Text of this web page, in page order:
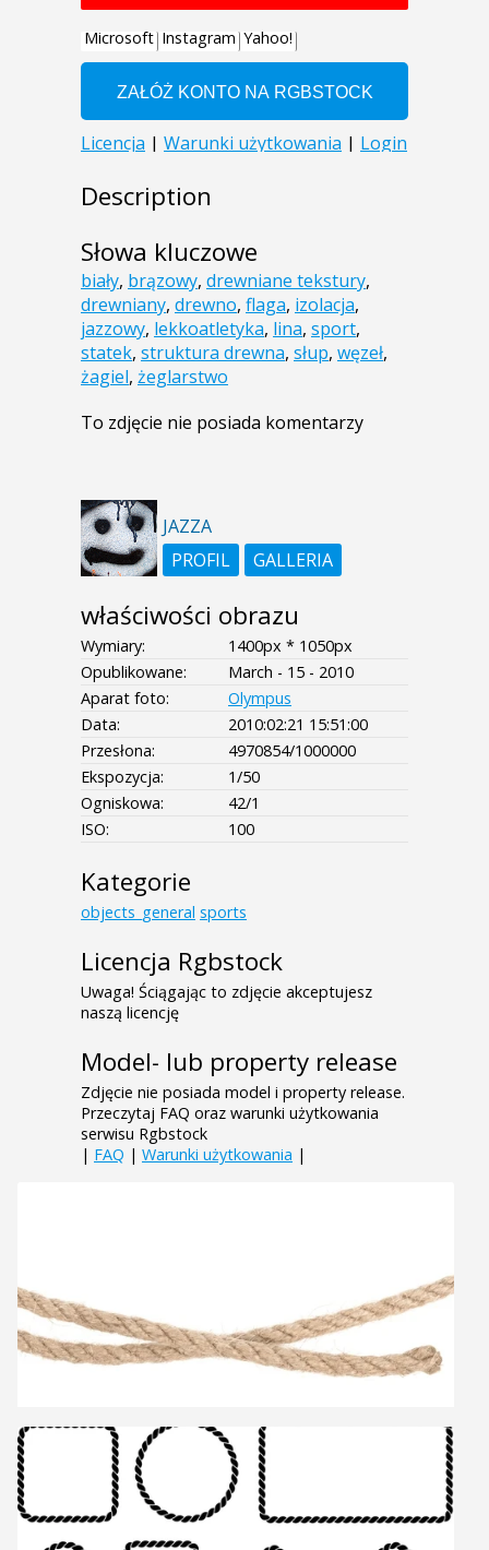
Description
Słowa kluczowe
biały, brązowy, drewniane tekstury,
drewniany, drewno, flaga, izolacja,
jazzowy, lekkoatletyka, lina, sport,
statek, struktura drewna, słup, węzeł,
żagiel, żeglarstwo
To zdjęcie nie posiada komentarzy
JAZZA
PROFIL
GALLERIA
właściwości obrazu
Wymiary:
1400px * 1050px
Opublikowane:
March - 15 - 2010
Aparat foto:
Olympus
Data:
2010:02:21 15:51:00
Przesłona:
4970854/1000000
Ekspozycja:
1/50
Ogniskowa:
42/1
ISO:
100
Kategorie
objects_general sports
Licencja Rgbstock
Uwaga! Ściągając to zdjęcie akceptujesz
naszą licencję
Model- lub property release
Zdjęcie nie posiada model i property release.
Przeczytaj FAQ oraz warunki użytkowania
serwisu Rgbstock
| FAQ | Warunki użytkowania |